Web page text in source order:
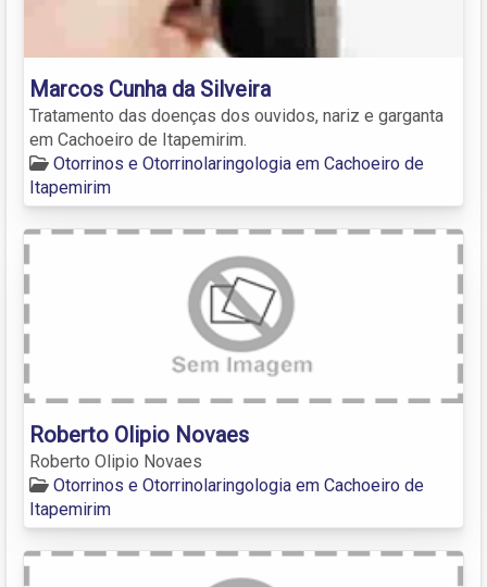
Marcos Cunha da Silveira
Tratamento das doenças dos ouvidos, nariz e garganta
em Cachoeiro de Itapemirim.
Otorrinos e Otorrinolaringologia em Cachoeiro de
Itapemirim
Roberto Olipio Novaes
Roberto Olipio Novaes
Otorrinos e Otorrinolaringologia em Cachoeiro de
Itapemirim